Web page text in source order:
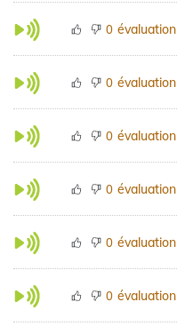
0 évaluation
0 évaluation
0 évaluation
0 évaluation
0 évaluation
0 évaluation